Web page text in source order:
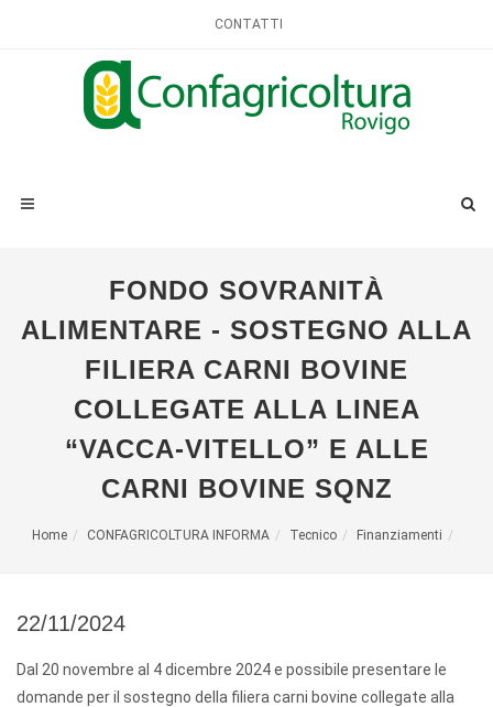
CONTATTI
FONDO SOVRANITÀ
ALIMENTARE - SOSTEGNO ALLA
FILIERA CARNI BOVINE
COLLEGATE ALLA LINEA
“VACCA-VITELLO” E ALLE
CARNI BOVINE SQNZ
Home CONFAGRICOLTURA INFORMA Tecnico Finanziamenti
22/11/2024
Dal 20 novembre al 4 dicembre 2024 e possibile presentare le
domande per il sostegno della filiera carni bovine collegate alla